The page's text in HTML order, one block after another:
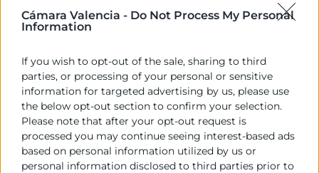
Cámara Valencia - Do Not Process My Personal
Information
If you wish to opt-out of the sale, sharing to third
parties, or processing of your personal or sensitive
information for targeted advertising by us, please use
the below opt-out section to confirm your selection.
Please note that after your opt-out request is
processed you may continue seeing interest-based ads
based on personal information utilized by us or
personal information disclosed to third parties prior to
Empleados motivados y
comprometidos.
empresa con un buen ambiente en el
que todos sean reconocidos por su
trabajo y por sus aportaciones genera
motivación y, por lo tanto,
compromiso.
Colaboradores que se convierten en